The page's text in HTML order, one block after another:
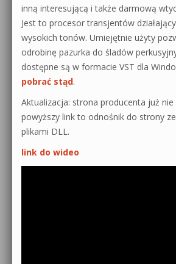
inną interesującą i także darmową
Jest to procesor transjentów
wysokich tonów. Umiejętnie użyty
odrobinę pazurka do śladów
dostępne są w formacie VST dla
pobrać stąd.
Aktualizacja: strona producenta już nie
powyższy link to odnośnik do strony
plikami DLL.
link do wideo